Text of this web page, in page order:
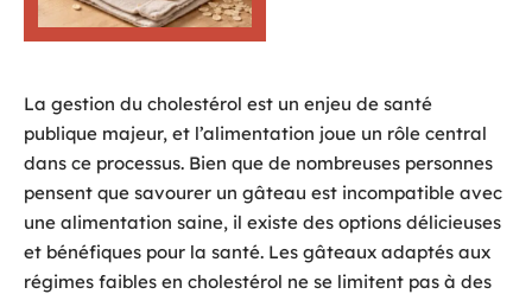
La gestion du cholestérol est un enjeu de santé
publique majeur, et l’alimentation joue un rôle central
dans ce processus. Bien que de nombreuses personnes
pensent que savourer un gâteau est incompatible avec
une alimentation saine, il existe des options délicieuses
et bénéfiques pour la santé. Les gâteaux adaptés aux
régimes faibles en cholestérol ne se limitent pas à des